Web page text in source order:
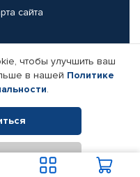
сайта
компании
права защищены.
Автопрофи.
чтобы улучшить ваш
в нашей Политике
.
В корзину